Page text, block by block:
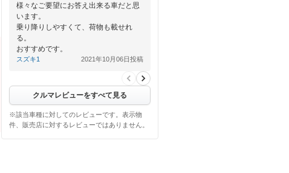
様々なご要望にお答え出来る車だと思
います。
乗り降りしやすくて、荷物も載せれ
る。
おすすめです。
スズキ1 2021年10月06日投稿
クルマレビューをすべて見る
※該当車種に対してのレビューです。表示物
件、販売店に対するレビューではありません。